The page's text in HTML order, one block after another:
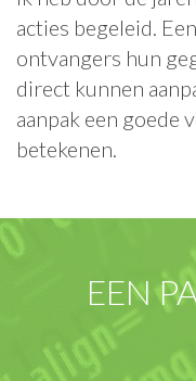
acties begeleid.
ontvangers hun
direct kunnen
aanpak een goede
betekenen.
EEN